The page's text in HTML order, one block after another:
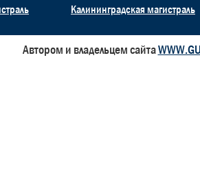
Калининградская магистраль
Автором и владельцем сайта